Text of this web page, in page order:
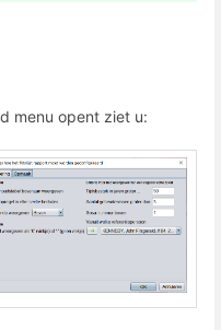
menu opent ziet u: